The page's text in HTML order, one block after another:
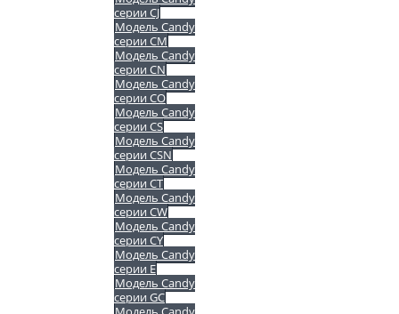
серии CJ
Модель Candy
серии CM
Модель Candy
серии CN
Модель Candy
серии CO
Модель Candy
серии CS
Модель Candy
серии CSN
Модель Candy
серии CT
Модель Candy
серии CW
Модель Candy
серии CY
Модель Candy
серии E
Модель Candy
серии GC